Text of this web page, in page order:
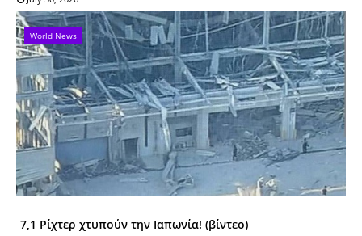
World News
7,1 Ρίχτερ χτυπούν την Ιαπωνία! (βίντεο)